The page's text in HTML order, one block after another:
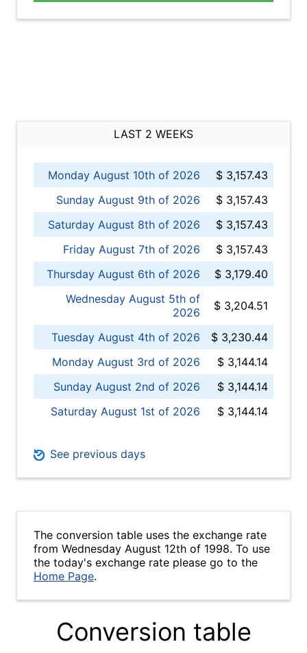
LAST 2 WEEKS
Monday August 10th of 2026
$ 3,157.43
Sunday August 9th of 2026
$ 3,157.43
Saturday August 8th of 2026
$ 3,157.43
Friday August 7th of 2026
$ 3,157.43
Thursday August 6th of 2026
$ 3,179.40
Wednesday August 5th of
2026
$ 3,204.51
Tuesday August 4th of 2026
$ 3,230.44
Monday August 3rd of 2026
$ 3,144.14
Sunday August 2nd of 2026
$ 3,144.14
Saturday August 1st of 2026
$ 3,144.14
See previous days
The conversion table uses the exchange rate
from Wednesday August 12th of 1998. To use
the today's exchange rate please go to the
Home Page.
Conversion table